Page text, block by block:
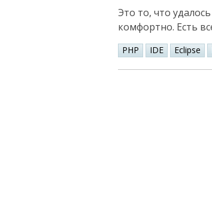
Это то, что
комфортно. Есть
PHP IDE Eclipse